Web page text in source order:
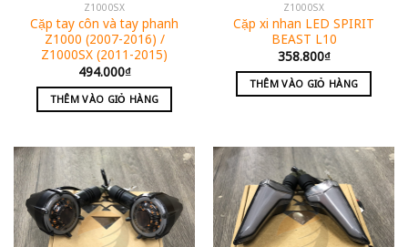
Z1000SX
Cặp tay côn và tay phanh
Z1000 (2007-2016) /
Z1000SX (2011-2015)
494.000₫
THÊM VÀO GIỎ HÀNG
Z1000SX
Cặp xi nhan LED SPIRIT
BEAST L10
358.800₫
THÊM VÀO GIỎ HÀNG